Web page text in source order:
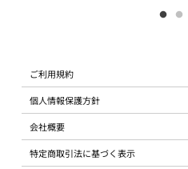
ご利用規約
個人情報保護方針
会社概要
特定商取引法に基づく表示